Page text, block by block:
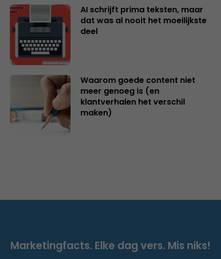
AI schrijft prima teksten, maar
dat was al nooit het moeilijkste
deel
Waarom goede content niet
meer genoeg is (en
klantverhalen het verschil
maken)
Marketingfacts. Elke dag vers. Mis niks!